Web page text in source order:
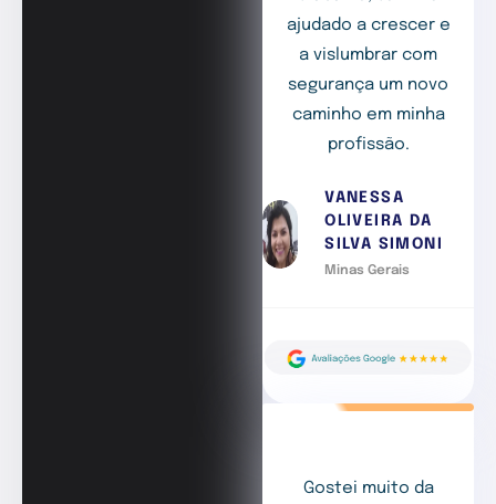
ajudado a crescer e
a vislumbrar com
segurança um novo
caminho em minha
profissão.
VANESSA
OLIVEIRA DA
SILVA SIMONI
Minas Gerais
Gostei muito da